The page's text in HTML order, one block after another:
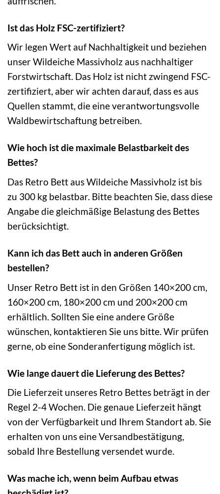
Ist das Holz FSC-zertifiziert?
Wir legen Wert auf Nachhaltigkeit und beziehen
unser Wildeiche Massivholz aus nachhaltiger
Forstwirtschaft. Das Holz ist nicht zwingend FSC-
zertifiziert, aber wir achten darauf, dass es aus
Quellen stammt, die eine verantwortungsvolle
Waldbewirtschaftung betreiben.
Wie hoch ist die maximale Belastbarkeit des
Bettes?
Das Retro Bett aus Wildeiche Massivholz ist bis
zu 300 kg belastbar. Bitte beachten Sie, dass diese
Angabe die gleichmäßige Belastung des Bettes
berücksichtigt.
Kann ich das Bett auch in anderen Größen
bestellen?
Unser Retro Bett ist in den Größen 140×200 cm,
160×200 cm, 180×200 cm und 200×200 cm
erhältlich. Sollten Sie eine andere Größe
wünschen, kontaktieren Sie uns bitte. Wir prüfen
gerne, ob eine Sonderanfertigung möglich ist.
Wie lange dauert die Lieferung des Bettes?
Die Lieferzeit unseres Retro Bettes beträgt in der
Regel 2-4 Wochen. Die genaue Lieferzeit hängt
von der Verfügbarkeit und Ihrem Standort ab. Sie
erhalten von uns eine Versandbestätigung,
sobald Ihre Bestellung versendet wurde.
Was mache ich, wenn beim Aufbau etwas